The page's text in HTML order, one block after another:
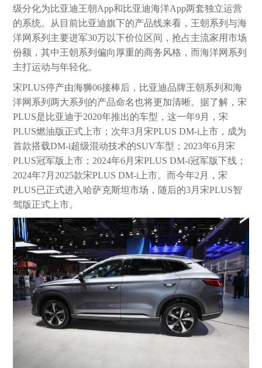
级分化为比亚迪王朝App和比亚迪海洋App两套独立运营
的系统。从目前比亚迪旗下的产品线来看，王朝系列与海
洋网系列主要进军30万以下价位区间，抢占主流家用市场
份额，其中王朝系列偏向厚重的商务风格，而海洋网系列
主打运动与年轻化。
宋PLUS停产由海狮06接棒后，比亚迪品牌王朝系列和海
洋网系列两大系列的产品命名也将更加清晰。据了解，宋
PLUS是比亚迪于2020年推出的车型，这一年9月，宋
PLUS燃油版正式上市；次年3月宋PLUS DM-i上市，成为
首款搭载DM-i超级混动技术的SUV车型；2023年6月宋
PLUS冠军版上市；2024年6月宋PLUS DM-i冠军版下线；
2024年7月2025款宋PLUS DM-i上市。而今年2月，宋
PLUS已正式进入哈萨克斯坦市场，随后的3月宋PLUS智
驾版正式上市。